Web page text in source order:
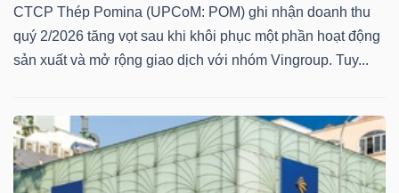
CTCP Thép Pomina (UPCoM: POM) ghi nhận doanh thu
quý 2/2026 tăng vọt sau khi khôi phục một phần hoạt động
sản xuất và mở rộng giao dịch với nhóm Vingroup. Tuy...
BẤT
ĐỘNG
SẢN